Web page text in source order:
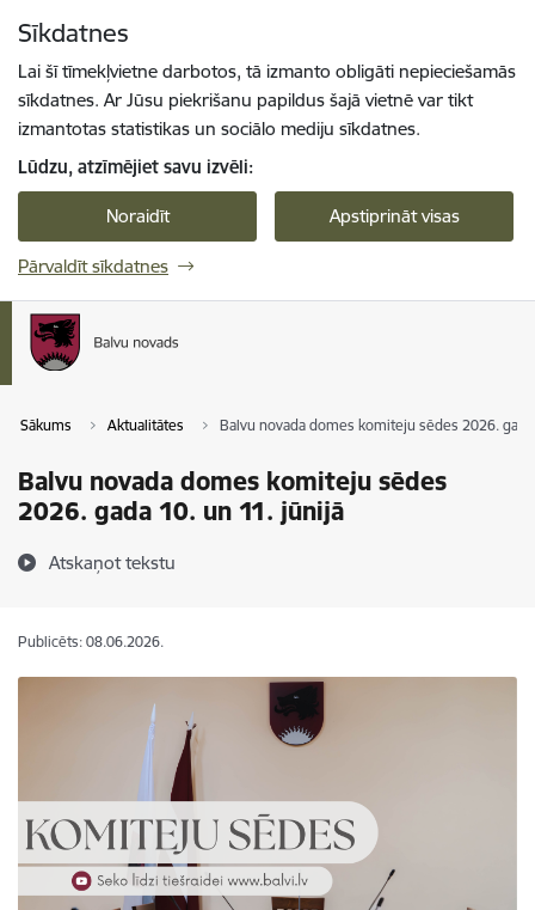
Sīkdatnes
Lai šī tīmekļvietne darbotos, tā izmanto obligāti nepieciešamās
sīkdatnes. Ar Jūsu piekrišanu papildus šajā vietnē var tikt
izmantotas statistikas un sociālo mediju sīkdatnes.
Lūdzu, atzīmējiet savu izvēli:
Noraidīt Apstiprināt visas
Pārvaldīt sīkdatnes
Sākums Aktualitātes Balvu novada domes komiteju sēdes 2026.
Balvu novada domes komiteju sēdes
2026. gada 10. un 11. jūnijā
Atskaņot tekstu
Publicēts: 08.06.2026.